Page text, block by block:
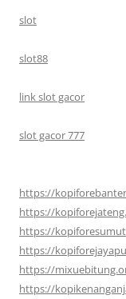
slot
slot88
link slot gacor
slot gacor 777
https://
https://
https://
https://
https://
https://